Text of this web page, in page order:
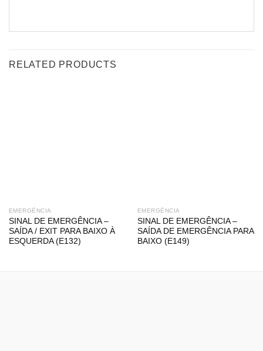
RELATED PRODUCTS
EMERGÊNCIA
SINAL DE EMERGÊNCIA –
SAÍDA / EXIT PARA BAIXO À
ESQUERDA (E132)
EMERGÊNCIA
SINAL DE EMERGÊNCIA –
SAÍDA DE EMERGÊNCIA PARA
BAIXO (E149)